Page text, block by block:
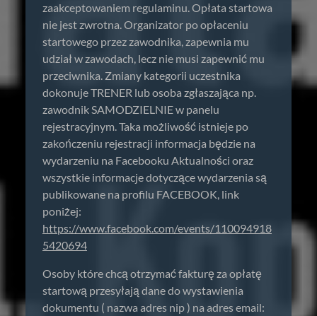
zaakceptowaniem regulaminu. Opłata startowa
nie jest zwrotna. Organizator po opłaceniu
startowego przez zawodnika, zapewnia mu
udział w zawodach, lecz nie musi zapewnić mu
przeciwnika. Zmiany kategorii uczestnika
dokonuje TRENER lub osoba zgłaszająca np.
zawodnik SAMODZIELNIE w panelu
rejestracyjnym. Taka możliwość istnieje po
zakończeniu rejestracji informacja będzie na
wydarzeniu na Facebooku Aktualności oraz
wszystkie informacje dotyczące wydarzenia są
publikowane na profilu FACEBOOK, link
poniżej:
https://www.facebook.com/events/110094918
5420694
Osoby które chcą otrzymać fakturę za opłatę
startową przesyłają dane do wystawienia
dokumentu ( nazwa adres nip ) na adres email: